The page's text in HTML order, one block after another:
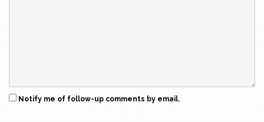
Notify me of follow-up comments by email.